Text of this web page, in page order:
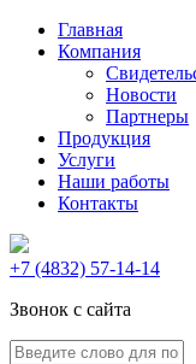
Главная
Компания
Новости
Партнеры
Продукция
Услуги
Наши работы
Контакты
+7 (4832) 57-14-14
Звонок с сайта